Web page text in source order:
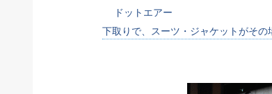
ドットエアー
下取りで、スーツ・ジャケットがそ